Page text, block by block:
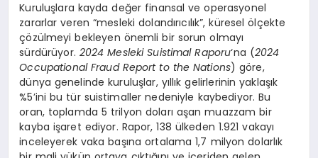
Kuruluşlara kayda değer finansal ve operasyonel
zararlar veren “mesleki dolandırıcılık”, küresel ölçekte
çözülmeyi bekleyen önemli bir sorun olmayı
sürdürüyor. 2024 Mesleki Suistimal Raporu‘na (2024
Occupational Fraud Report to the Nations) göre,
dünya genelinde kuruluşlar, yıllık gelirlerinin yaklaşık
%5’ini bu tür suistimaller nedeniyle kaybediyor. Bu
oran, toplamda 5 trilyon doları aşan muazzam bir
kayba işaret ediyor. Rapor, 138 ülkeden 1.921 vakayı
inceleyerek vaka başına ortalama 1,7 milyon dolarlık